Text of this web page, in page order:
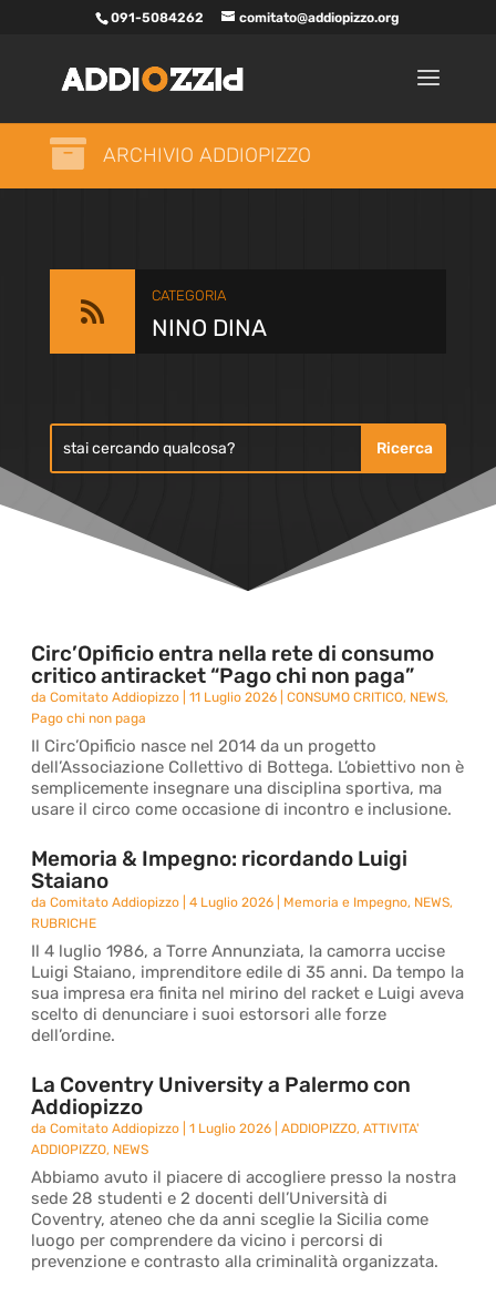
091-5084262 comitato@addiopizzo.org
 ARCHIVIO ADDIOPIZZO

CATEGORIA
NINO DINA
Circ’Opificio entra nella rete di consumo
critico antiracket “Pago chi non paga”
daComitato Addiopizzo |11 Luglio 2026 |CONSUMO CRITICO, NEWS,
Pago chi non paga
Il Circ’Opificio nasce nel 2014 da un progetto
dell’Associazione Collettivo di Bottega. L’obiettivo non è
semplicemente insegnare una disciplina sportiva, ma
usare il circo come occasione di incontro e inclusione.
Memoria & Impegno: ricordando Luigi
Staiano
daComitato Addiopizzo |4 Luglio 2026 Memoria e Impegno, NEWS,
RUBRICHE
Il 4 luglio 1986, a Torre Annunziata, la camorra uccise
Luigi Staiano, imprenditore edile di 35 anni. Da tempo la
sua impresa era finita nel mirino del racket e Luigi aveva
scelto di denunciare i suoi estorsori alle forze
dell’ordine.
La Coventry University a Palermo con
Addiopizzo
daComitato Addiopizzo |1 Luglio 2026 |ADDIOPIZZO,ATTIVITA'
ADDIOPIZZO, NEWS
Abbiamo avuto il piacere di accogliere presso la nostra
sede 28 studenti e 2 docenti dell’Università di
Coventry, ateneo che da anni sceglie la Sicilia come
luogo per comprendere da vicino i percorsi di
prevenzione e contrasto alla criminalità organizzata.